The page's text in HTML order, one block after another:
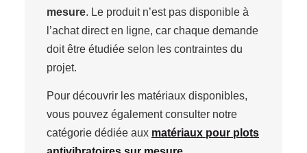
mesure. Le produit n’est pas disponible à
l’achat direct en ligne, car chaque demande
doit être étudiée selon les contraintes du
projet.
Pour découvrir les matériaux disponibles,
vous pouvez également consulter notre
catégorie dédiée aux matériaux pour plots